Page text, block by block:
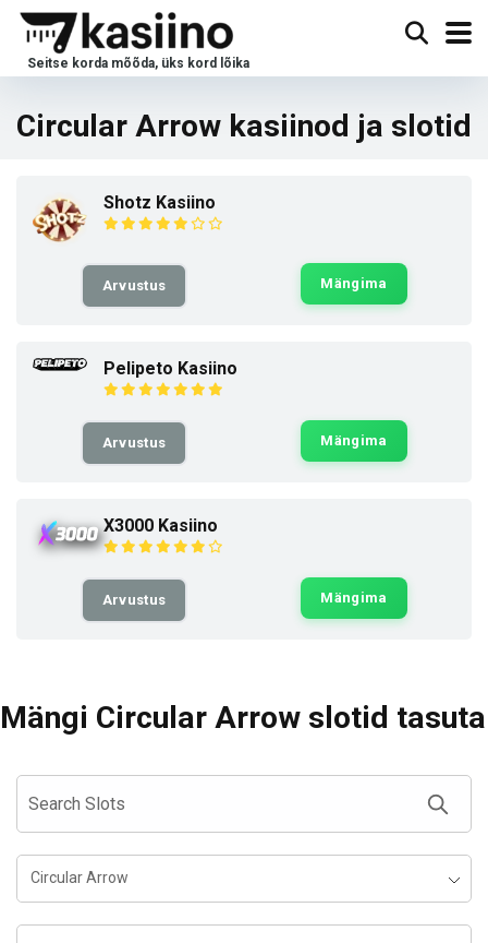
Circular Arrow kasiinod ja slotid
Shotz Kasiino
Arvustus Mängima
Pelipeto Kasiino
Arvustus Mängima
X3000 Kasiino
Arvustus Mängima
Mängi Circular Arrow slotid tasuta
Circular Arrow